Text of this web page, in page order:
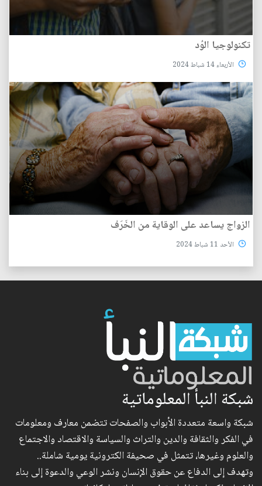
تكنولوجيا الوُد
الأربعاء 14 شباط 2024
الزواج يساعد على الوقاية من الخَرَف
الأحد 11 شباط 2024
شبكة النبأ المعلوماتية
شبكة واسعة متعددة الأبواب والصفحات تتضمن معارف ومعلومات
في الفكر والثقافة والدين والتراث والسياسة والاقتصاد والاجتماع
والعلوم وغيرها، تتمثل في صحيفة الكترونية يومية شاملة..
وتهدف إلى الدفاع عن حقوق الإنسان ونشر الوعي والدعوة إلى بناء